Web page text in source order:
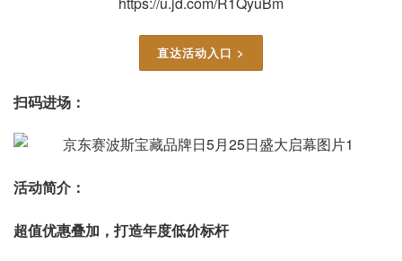
直达活动入口 >
扫码进场：
活动简介：
超值优惠叠加，打造年度低价标杆